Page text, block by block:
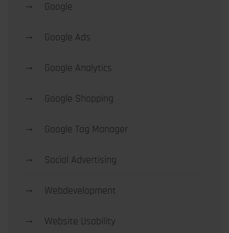
→ Google
→ Google Ads
→ Google Analytics
→ Google Shopping
→ Google Tag Manager
→ Social Advertising
→ Webdevelopment
→ Website Usability